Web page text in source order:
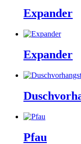
Expander
Expander
Pfau